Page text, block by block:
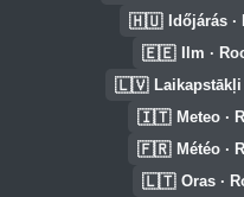
🇭🇺 Időjárás
🇪🇪 Ilm ·
🇱🇻
🇮🇹 Meteo ·
🇫🇷 Météo ·
🇱🇹 Oras ·